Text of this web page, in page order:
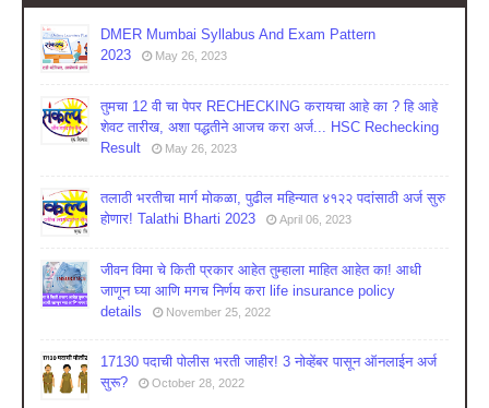
DMER Mumbai Syllabus And Exam Pattern
2023
May 26, 2023
तुमचा 12 वी चा पेपर RECHECKING करायचा आहे का ? हि आहे
शेवट तारीख, अशा पद्धतीने आजच करा अर्ज... HSC Rechecking
Result
May 26, 2023
तलाठी भरतीचा मार्ग मोकळा, पुढील महिन्यात ४१२२ पदांसाठी अर्ज सुरु
होणार! Talathi Bharti 2023
April 06, 2023
जीवन विमा चे किती प्रकार आहेत तुम्हाला माहित आहेत का! आधी
जाणून घ्या आणि मगच निर्णय करा life insurance policy
details
November 25, 2022
17130 पदाची पोलीस भरती जाहीर! 3 नोव्हेंबर पासून ऑनलाईन अर्ज
सुरू?
October 28, 2022